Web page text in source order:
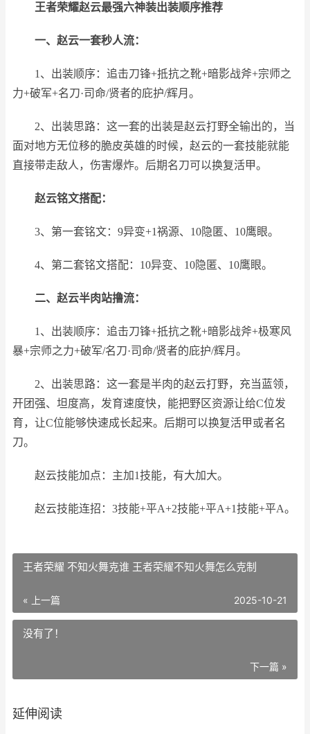
王者荣耀赵云最强六神装出装顺序推荐
一、赵云一套秒人流：
1、出装顺序：追击刀锋+抵抗之靴+暗影战斧+宗师之
力+破军+名刀·司命/贤者的庇护/辉月。
2、出装思路：这一套的出装是赵云打野全输出的，当
面对地方无位移的脆皮英雄的时候，赵云的一套技能就能
直接带走敌人，伤害爆炸。后期名刀可以换复活甲。
赵云铭文搭配：
3、第一套铭文：9异变+1祸源、10隐匿、10鹰眼。
4、第二套铭文搭配：10异变、10隐匿、10鹰眼。
二、赵云半肉站撸流：
1、出装顺序：追击刀锋+抵抗之靴+暗影战斧+极寒风
暴+宗师之力+破军/名刀·司命/贤者的庇护/辉月。
2、出装思路：这一套是半肉的赵云打野，充当蓝领，
开团强、坦度高，发育速度快，能把野区资源让给C位发
育，让C位能够快速成长起来。后期可以换复活甲或者名
刀。
赵云技能加点：主加1技能，有大加大。
赵云技能连招：3技能+平A+2技能+平A+1技能+平A。
王者荣耀 不知火舞克谁 王者荣耀不知火舞怎么克制
« 上一篇 2025-10-21
没有了！
下一篇 »
延伸阅读